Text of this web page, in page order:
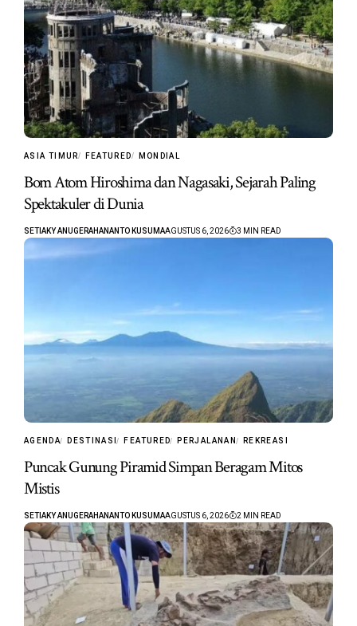
ASIA TIMUR FEATURED MONDIAL
Bom Atom Hiroshima dan Nagasaki, Sejarah Paling
Spektakuler di Dunia
SETIAKY ANUGERAHANANTO KUSUMAAGUSTUS 6, 2026 3 MIN READ
AGENDA DESTINASI FEATURED PERJALANAN REKREASI
Puncak Gunung Piramid Simpan Beragam Mitos
Mistis
SETIAKY ANUGERAHANANTO KUSUMAAGUSTUS 6, 2026 2 MIN READ